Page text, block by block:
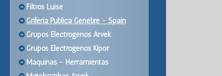
Filtros Luise
Griferia Publica Genebre - Spain
Grupos Electrogenos Arvek
Grupos Electrogenos Kipor
Maquinas - Herramientas